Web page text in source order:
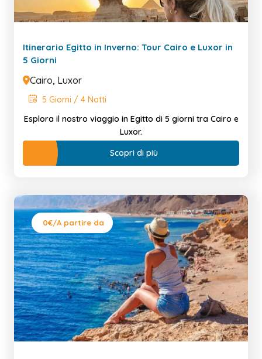
Itinerario Egitto in Inverno: Tour Cairo e Luxor in
5 Giorni
Cairo, Luxor
5 Giorni / 4 Notti
Esplora il nostro viaggio in Egitto di 5 giorni tra Cairo e
Luxor.
Scopri di più
0€/A partire da